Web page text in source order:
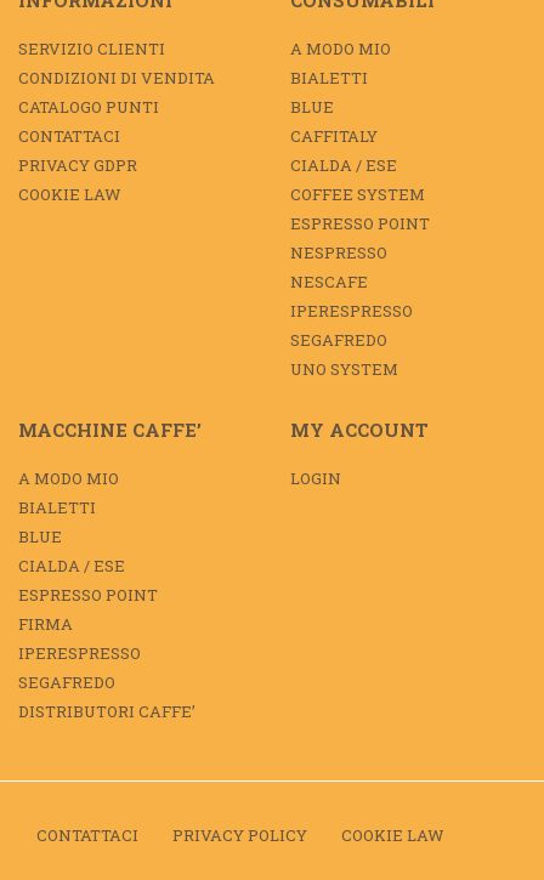
SERVIZIO CLIENTI
CONDIZIONI DI VENDITA
CATALOGO PUNTI
CONTATTACI
PRIVACY GDPR
COOKIE LAW
A MODO MIO
BIALETTI
BLUE
CAFFITALY
CIALDA / ESE
COFFEE SYSTEM
ESPRESSO POINT
NESPRESSO
NESCAFE
IPERESPRESSO
SEGAFREDO
UNO SYSTEM
MACCHINE CAFFE’
A MODO MIO
BIALETTI
BLUE
CIALDA / ESE
ESPRESSO POINT
FIRMA
IPERESPRESSO
SEGAFREDO
DISTRIBUTORI CAFFE’
MY ACCOUNT
LOGIN
CONTATTACI PRIVACY POLICY COOKIE LAW